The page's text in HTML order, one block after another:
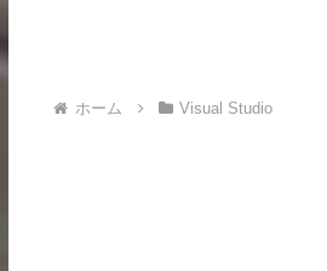
ホーム Visual Studio